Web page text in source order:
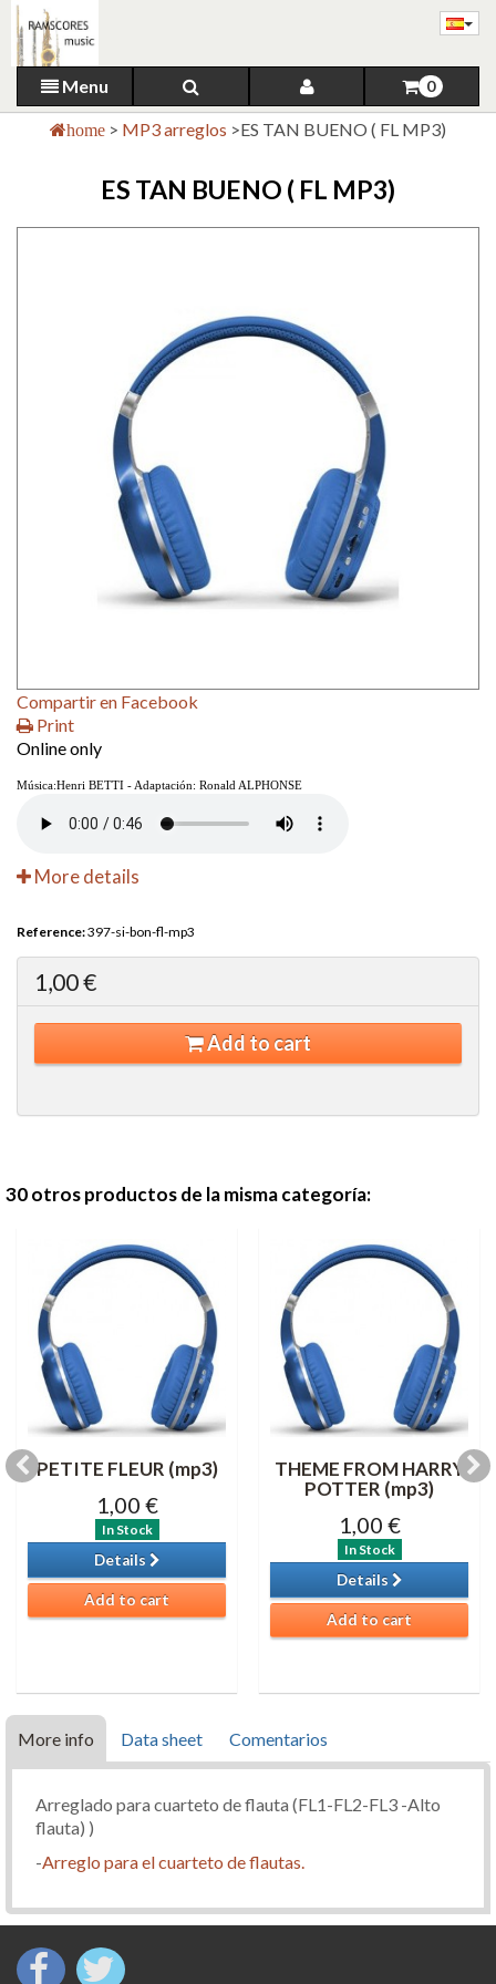
Menu 0
home > MP3 arreglos >ES TAN BUENO ( FL MP3)
ES TAN BUENO ( FL MP3)
Compartir en Facebook
Print
Online only
Música:Henri BETTI - Adaptación: Ronald ALPHONSE
More details
Reference:397-si-bon-fl-mp3
1,00 €
Add to cart
30 otros productos de la misma categoría:
PETITE FLEUR (mp3)
1,00 €
In Stock
Details
Add to cart
THEME FROM HARRY
POTTER (mp3)
1,00 €
In Stock
Details
Add to cart
More info Data sheet Comentarios
Arreglado para cuarteto de flauta (FL1-FL2-FL3 -Alto
flauta) )
-Arreglo para el cuarteto de flautas.